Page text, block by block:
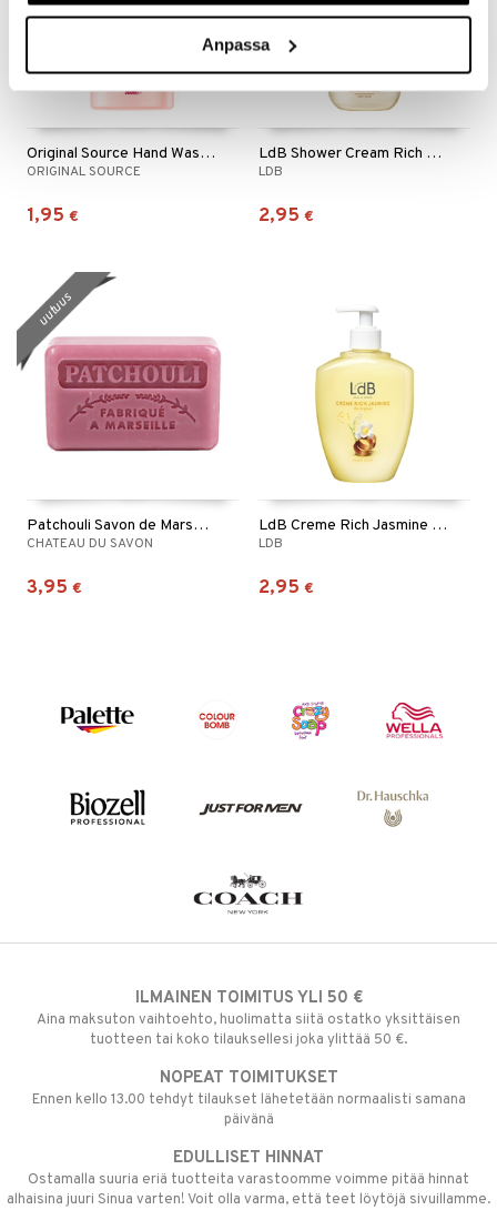
Anpassa
Original Source Hand Wash Vanilla & Raspberry
ORIGINAL SOURCE
1,95 €
LdB Shower Cream Rich Jasmine - Dry Skin
LDB
2,95 €
Patchouli Savon de Marseille
CHATEAU DU SAVON
3,95 €
uutuus
LdB Creme Rich Jasmine Hand Soap
LDB
2,95 €
ILMAINEN TOIMITUS YLI 50 €
Aina maksuton vaihtoehto, huolimatta siitä ostatko yksittäisen
tuotteen tai koko tilauksellesi joka ylittää 50 €.
NOPEAT TOIMITUKSET
Ennen kello 13.00 tehdyt tilaukset lähetetään normaalisti samana
päivänä
EDULLISET HINNAT
Ostamalla suuria eriä tuotteita varastoomme voimme pitää hinnat
alhaisina juuri Sinua varten! Voit olla varma, että teet löytöjä sivuillamme.